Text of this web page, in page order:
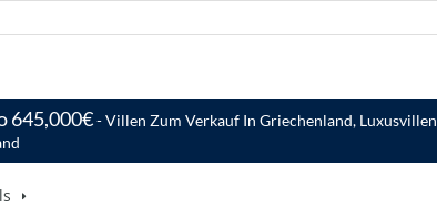
645,000€- Villen Zum Verkauf In Griechenland, Luxusvillen